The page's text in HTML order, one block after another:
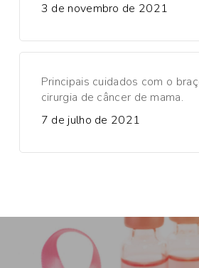
3 de novembro de 2021
Principais cuidados com o
cirurgia de câncer de mama.
7 de julho de 2021